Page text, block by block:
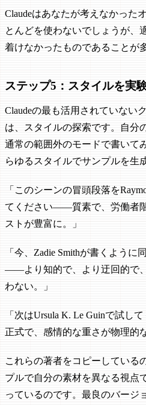
Claudeはあなたが考えなかった
とんどを使わないでしょうが、
着けなかったものであることが
ステップ5：スタイルを実
Claudeの最も活用されていない
は、スタイルの探索です。自分
通常の範囲外のモードで書いて
らゆるスタイルでサンプルを生
「このシーンの冒頭段落を
てください——質素で、労働者
ストが豊富に。」
「今、Zadie Smithが書くよう
——より知的で、より迂回的で
わない。」
「次はUrsula K. Le Guinで試
正式で、感情的な重さが物理的
これらの著者をコピーしてい
プルで自分の素材を異なる視点
っているのです。最良のバージ